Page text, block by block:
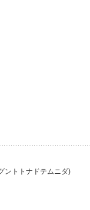
ントトナドテムニダ)